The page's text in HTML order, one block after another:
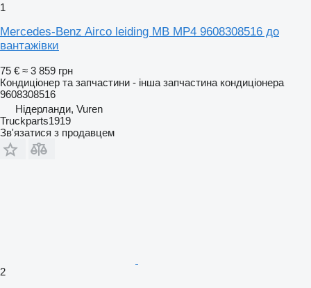
1
Mercedes-Benz Airco leiding MB MP4 9608308516 до
вантажівки
75 € ≈ 3 859 грн
Кондиціонер та запчастини - інша запчастина кондиціонера
9608308516
Нідерланди, Vuren
Truckparts1919
Зв'язатися з продавцем
2